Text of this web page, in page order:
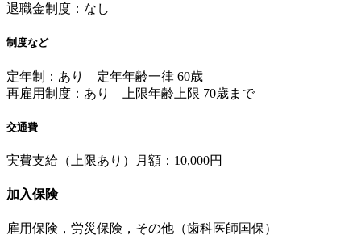
退職金制度：なし
制度など
定年制：あり 定年年齢一律 60歳
再雇用制度：あり 上限年齢上限 70歳まで
交通費
実費支給（上限あり）月額：10,000円
加入保険
雇用保険，労災保険，その他（歯科医師国保）